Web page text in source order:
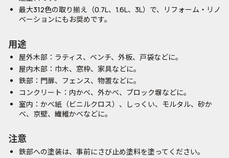
最大312色の取り揃え（0.7L、1.6L、3L）で、リフォーム・リノ
ベーションにもお奨めです。
用途
屋外木部：ラティス、ベンチ、外板、戸袋などに。
屋内木部：巾木、窓枠、家具などに。
鉄部：門扉、フェンス、物置などに。
コンクリート：内かべ、外かべ、ブロック塀などに。
室内：かべ紙（ビニルクロス）、しっくい、モルタル、砂か
べ、京壁、繊維かべなどに。
注意
鉄部への塗装は、事前にさび止め塗料を塗ってください。